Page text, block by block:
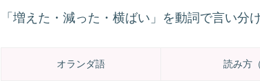
「増えた・減った・横ばい」を動詞で言い分
オランダ語 読み方